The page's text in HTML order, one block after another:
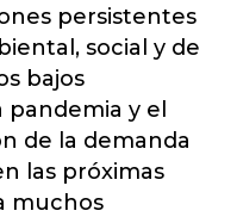
persistentes
social y de
bajos
y el
de la demanda
las próximas
muchos